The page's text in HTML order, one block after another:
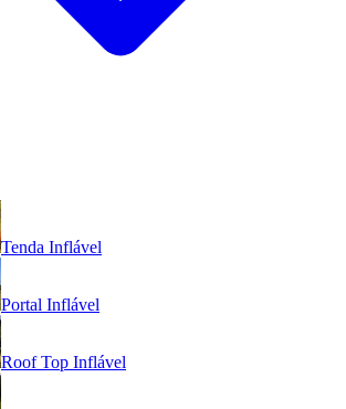
Tenda Inflável
Portal Inflável
Roof Top Inflável